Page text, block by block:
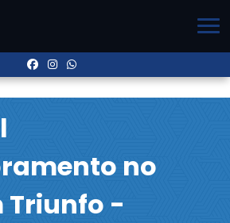
no
Triunfo -